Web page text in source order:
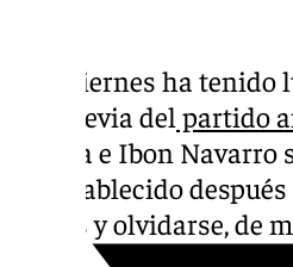
Este viernes ha
a la previa del partido
Girona e Ibon
ha establecido
cargas y olvidarse, de